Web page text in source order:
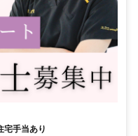
宅手当あり